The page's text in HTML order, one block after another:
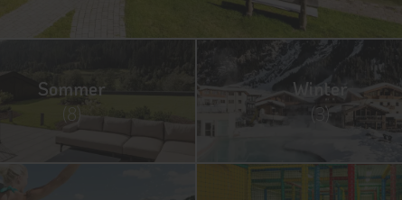
Sommer
(8)
Winter
(3)